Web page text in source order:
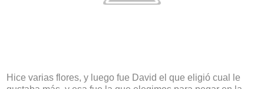
Hice varias flores, y luego fue David el que eligió cual le